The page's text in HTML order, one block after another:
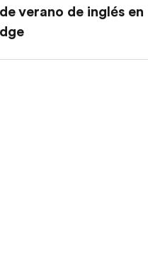
verano de inglés en